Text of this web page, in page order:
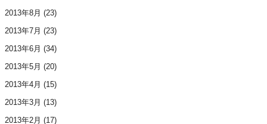
2013年8月 (23)
2013年7月 (23)
2013年6月 (34)
2013年5月 (20)
2013年4月 (15)
2013年3月 (13)
2013年2月 (17)